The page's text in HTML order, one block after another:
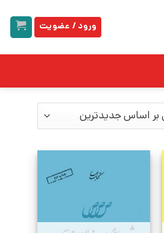
ورود / عضویت